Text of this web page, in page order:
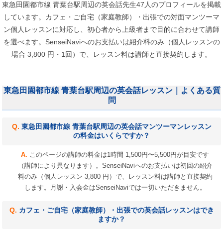
東急田園都市線 青葉台駅周辺の英会話先生47人のプロフィールを掲載
しています。カフェ・ご自宅（家庭教師）・出張での対面マンツーマ
ン個人レッスンに対応し、初心者から上級者まで目的に合わせて講師
を選べます。SenseiNaviへのお支払いは紹介料のみ（個人レッスンの
場合 3,800 円・1回）で、レッスン料は講師と直接契約します。
東急田園都市線 青葉台駅周辺の英会話レッスン｜よくある質
問
東急田園都市線 青葉台駅周辺の英会話マンツーマンレッスン
の料金はいくらですか？
このページの講師の料金は1時間 1,500円〜5,500円が目安です
（講師により異なります）。SenseiNaviへのお支払いは初回の紹介
料のみ（個人レッスン 3,800 円）で、レッスン料は講師と直接契約
します。月謝・入会金はSenseiNaviでは一切いただきません。
カフェ・ご自宅（家庭教師）・出張での英会話レッスンはでき
ますか？